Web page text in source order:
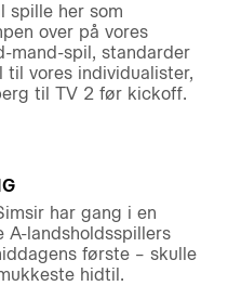
spille her som
over på vores
mand-spil, standarder
vores individualister,
til TV 2 før kickoff.
har gang i en
landsholdsspillers
første – skulle
hidtil.